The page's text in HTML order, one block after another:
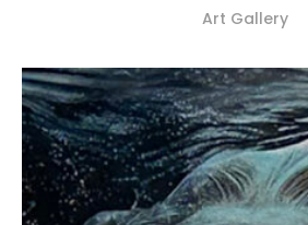
Art Gallery